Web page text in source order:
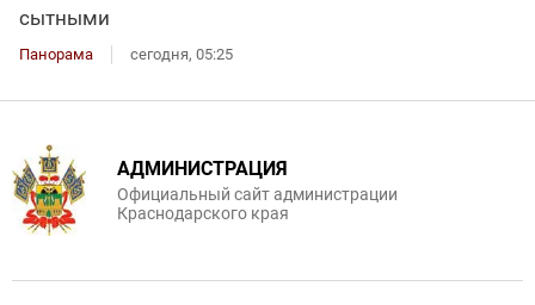
сытными
Панорама сегодня, 05:25
АДМИНИСТРАЦИЯ
Официальный сайт администрации
Краснодарского края